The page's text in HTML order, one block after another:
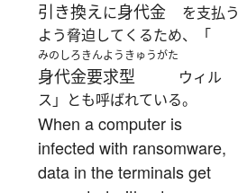
引き換えに身代金
を支払う
よう脅迫してくるため、「
みのしろきんようきゅうがた
身代金要求型
ウィル
ス」とも呼ばれている。
When a computer is
infected with ransomware,
data in the terminals get